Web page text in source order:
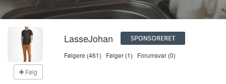
Følg
LasseJohan
Følgere (461) Følger (1) Forumsvar (0)